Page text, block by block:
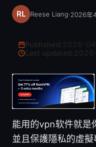
Reese Liang·2026年
Last updated:
能用的vpn软件就是
並且保護隱私的虛